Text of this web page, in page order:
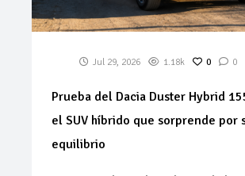
Jul 29, 2026 1.18k 0 0
Prueba del Dacia Duster Hybrid
el SUV híbrido que sorprende por
equilibrio